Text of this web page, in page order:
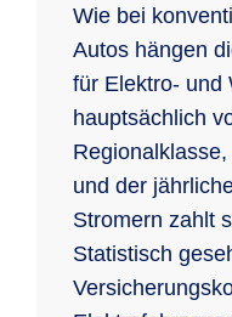
Wie bei
Autos hängen
für Elektro- und
hauptsächlich
und der
Stromern zahlt
Statistisch